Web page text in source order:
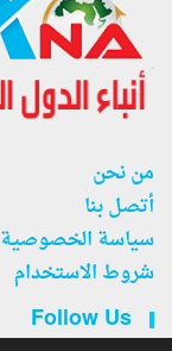
من نحن
أتصل بنا
سياسة الخصوصية
شروط الاستخدام
Follow Us